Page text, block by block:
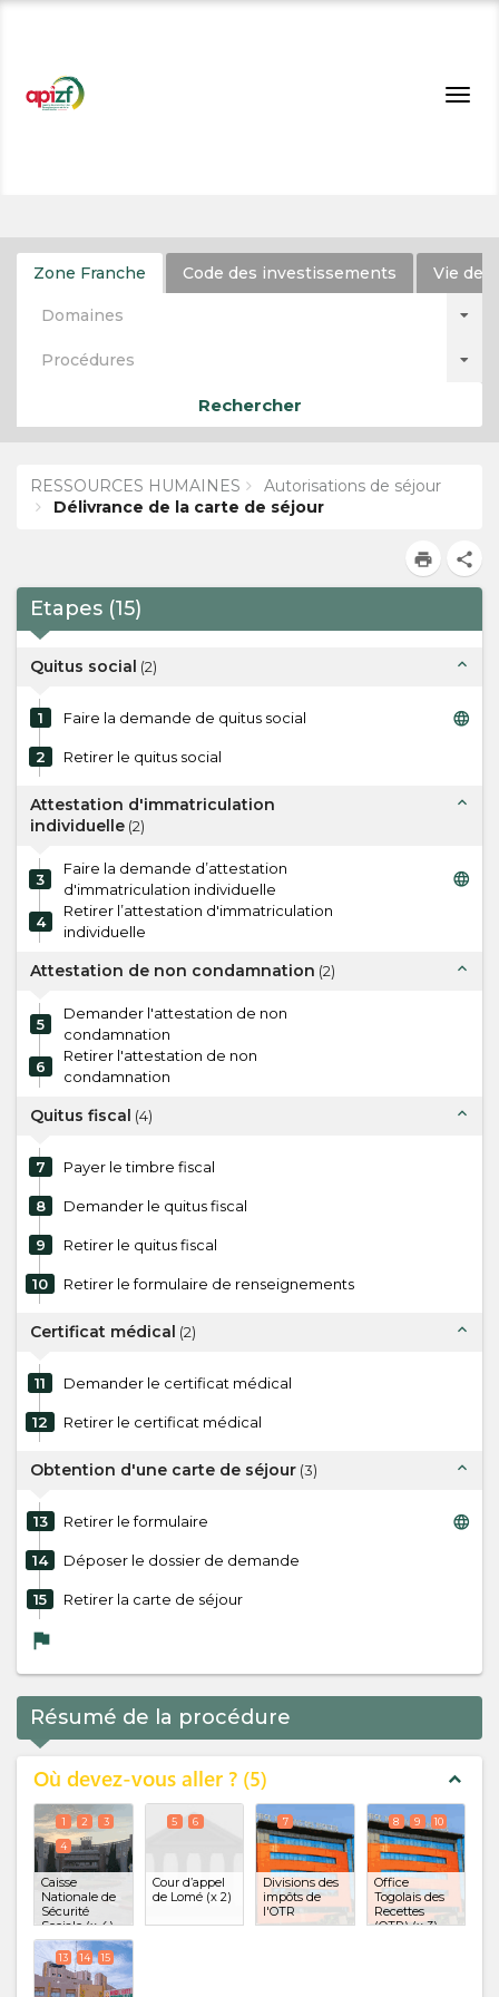
Zone Franche Code des investissements Vie de
Domaines
Procédures
Rechercher
RESSOURCES HUMAINES
Autorisations de séjour
Délivrance de la carte de séjour
print share
Etapes (15)
Quitus social (2) expand_less
1 Faire la demande de quitus social language
2 Retirer le quitus social
Attestation d'immatriculation
individuelle (2)
expand_less
3
Faire la demande d’attestation
d'immatriculation individuelle
language
4
Retirer l’attestation d'immatriculation
individuelle
Attestation de non condamnation (2) expand_less
5
Demander l'attestation de non
condamnation
6
Retirer l'attestation de non
condamnation
Quitus fiscal (4) expand_less
7 Payer le timbre fiscal
8 Demander le quitus fiscal
9 Retirer le quitus fiscal
10 Retirer le formulaire de renseignements
Certificat médical (2) expand_less
11 Demander le certificat médical
12 Retirer le certificat médical
Obtention d'une carte de séjour (3) expand_less
13 Retirer le formulaire language
14 Déposer le dossier de demande
15 Retirer la carte de séjour
flag
Résumé de la procédure
Où devez-vous aller ? 5 expand_less
Caisse
Nationale de
Sécurité
Sociale(x 4)
1 2
3
4
Cour d’appel
de Lomé(x 2)
5 6
Divisions des
impôts de
l'OTR
7
Office
Togolais des
Recettes
(OTR)(x 3)
8 9 10
13 14 15